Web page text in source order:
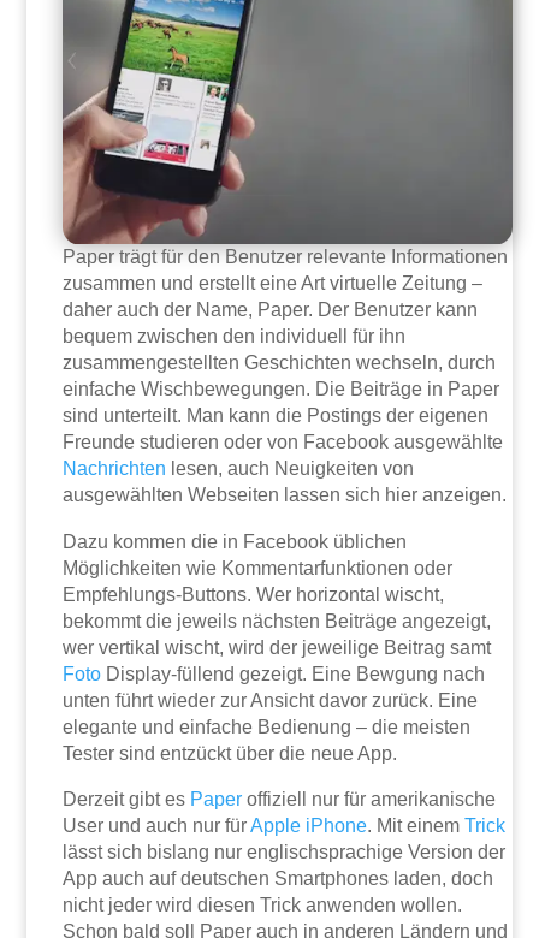
Paper trägt für den Benutzer relevante Informationen
zusammen und erstellt eine Art virtuelle Zeitung –
daher auch der Name, Paper. Der Benutzer kann
bequem zwischen den individuell für ihn
zusammengestellten Geschichten wechseln, durch
einfache Wischbewegungen. Die Beiträge in Paper
sind unterteilt. Man kann die Postings der eigenen
Freunde studieren oder von Facebook ausgewählte
Nachrichten lesen, auch Neuigkeiten von
ausgewählten Webseiten lassen sich hier anzeigen.
Dazu kommen die in Facebook üblichen
Möglichkeiten wie Kommentarfunktionen oder
Empfehlungs-Buttons. Wer horizontal wischt,
bekommt die jeweils nächsten Beiträge angezeigt,
wer vertikal wischt, wird der jeweilige Beitrag samt
Foto Display-füllend gezeigt. Eine Bewgung nach
unten führt wieder zur Ansicht davor zurück. Eine
elegante und einfache Bedienung – die meisten
Tester sind entzückt über die neue App.
Derzeit gibt es Paper offiziell nur für amerikanische
User und auch nur fürApple iPhone. Mit einemTrick
lässt sich bislang nur englischsprachige Version der
App auch auf deutschen Smartphones laden, doch
nicht jeder wird diesen Trick anwenden wollen.
Schon bald soll Paper auch in anderen Ländern und